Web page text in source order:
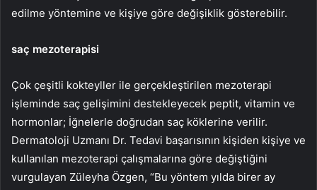
edilme yöntemine ve kişiye göre değişiklik gösterebilir.
saç mezoterapisi
Çok çeşitli kokteyller ile gerçekleştirilen mezoterapi
işleminde saç gelişimini destekleyecek peptit, vitamin ve
hormonlar; İğnelerle doğrudan saç köklerine verilir.
Dermatoloji Uzmanı Dr. Tedavi başarısının kişiden kişiye ve
kullanılan mezoterapi çalışmalarına göre değiştiğini
vurgulayan Züleyha Özgen, “Bu yöntem yılda birer ay